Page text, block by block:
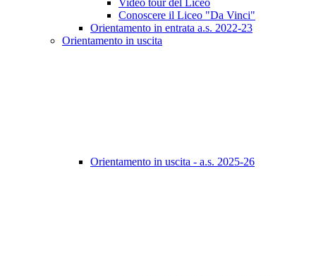
Video tour del Liceo
Conoscere il Liceo "Da Vinci"
Orientamento in entrata a.s. 2022-23
Orientamento in uscita
Orientamento in uscita - a.s. 2025-26